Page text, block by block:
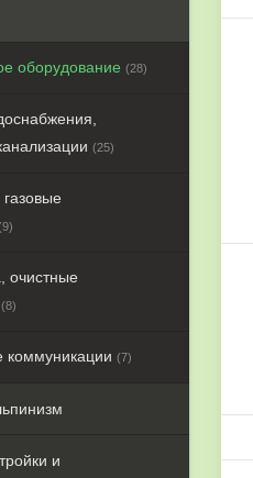
оборудование (28)
(25)
очистные
(8)
(7)
и